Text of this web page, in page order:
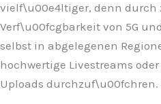
vielf\u00e4ltiger, denn durch
Verf\u00fcgbarkeit von 5G
selbst in abgelegenen
hochwertige Livestreams
Uploads